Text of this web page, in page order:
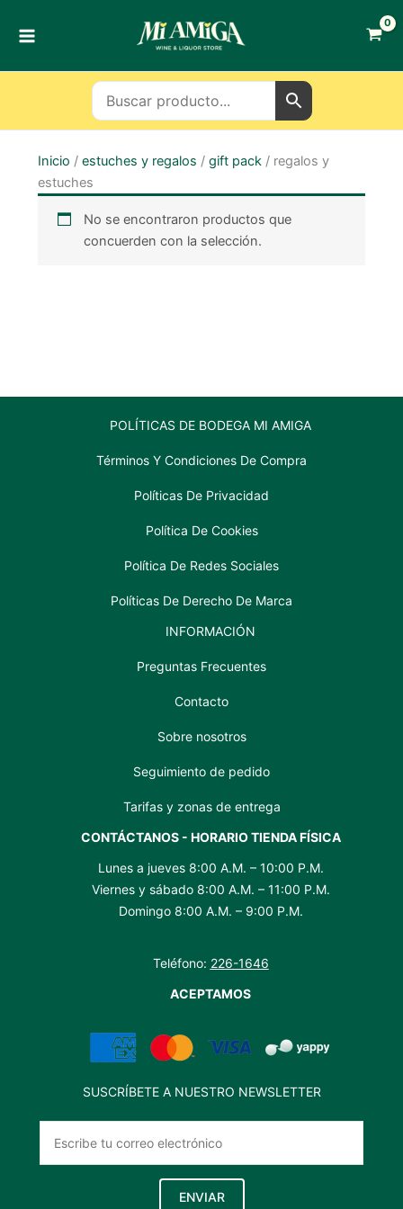
Inicio / estuches y regalos / gift pack/ regalos y
estuches
No se encontraron productos que
concuerden con la selección.
POLÍTICAS DE BODEGA MI AMIGA
Términos Y Condiciones De Compra
Políticas De Privacidad
Política De Cookies
Política De Redes Sociales
Políticas De Derecho De Marca
INFORMACIÓN
Preguntas Frecuentes
Contacto
Sobre nosotros
Seguimiento de pedido
Tarifas y zonas de entrega
CONTÁCTANOS - HORARIO TIENDA FÍSICA
Lunes a jueves 8:00 A.M. – 10:00 P.M.
Viernes y sábado 8:00 A.M. – 11:00 P.M.
Domingo 8:00 A.M. – 9:00 P.M.
Teléfono: 226-1646
ACEPTAMOS
SUSCRÍBETE A NUESTRO NEWSLETTER
ENVIAR